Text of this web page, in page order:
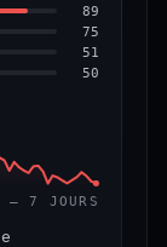
66/100
89
75
51
50
— 7 JOURS